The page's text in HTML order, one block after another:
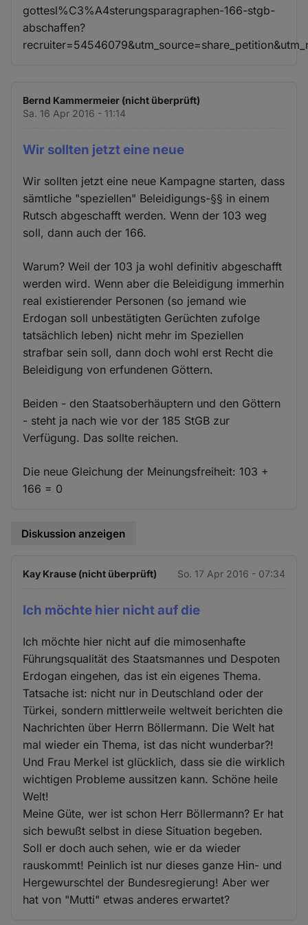
gottesl%C3%A4sterungsparagraphen-166-stgb-
abschaffen?
Bernd Kammermeier (nicht überprüft)
Sa. 16 Apr 2016 - 11:14
Wir sollten jetzt eine neue
Wir sollten jetzt eine neue Kampagne starten, dass
sämtliche "speziellen" Beleidigungs-§§ in einem
Rutsch abgeschafft werden. Wenn der 103 weg
soll, dann auch der 166.
Warum? Weil der 103 ja wohl definitiv abgeschafft
werden wird. Wenn aber die Beleidigung immerhin
real existierender Personen (so jemand wie
Erdogan soll unbestätigten Gerüchten zufolge
tatsächlich leben) nicht mehr im Speziellen
strafbar sein soll, dann doch wohl erst Recht die
Beleidigung von erfundenen Göttern.
Beiden - den Staatsoberhäuptern und den Göttern
- steht ja nach wie vor der 185 StGB zur
Verfügung. Das sollte reichen.
Die neue Gleichung der Meinungsfreiheit: 103 +
166 = 0
Diskussion anzeigen
Kay Krause (nicht überprüft) So. 17 Apr 2016 - 07:34
Ich möchte hier nicht auf die
Ich möchte hier nicht auf die mimosenhafte
Führungsqualität des Staatsmannes und Despoten
Erdogan eingehen, das ist ein eigenes Thema.
Tatsache ist: nicht nur in Deutschland oder der
Türkei, sondern mittlerweile weltweit berichten die
Nachrichten über Herrn Böllermann. Die Welt hat
mal wieder ein Thema, ist das nicht wunderbar?!
Und Frau Merkel ist glücklich, dass sie die wirklich
wichtigen Probleme aussitzen kann. Schöne heile
Welt!
Meine Güte, wer ist schon Herr Böllermann? Er hat
sich bewußt selbst in diese Situation begeben.
Soll er doch auch sehen, wie er da wieder
rauskommt! Peinlich ist nur dieses ganze Hin- und
Hergewurschtel der Bundesregierung! Aber wer
hat von "Mutti" etwas anderes erwartet?